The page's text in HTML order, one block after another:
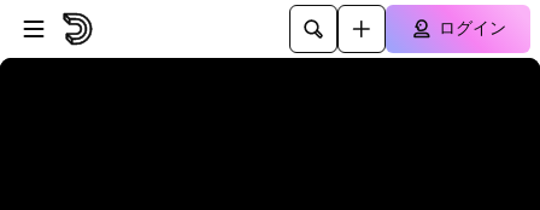
プレイヤーにスキップ
メインコンテンツにスキップ
ログイン